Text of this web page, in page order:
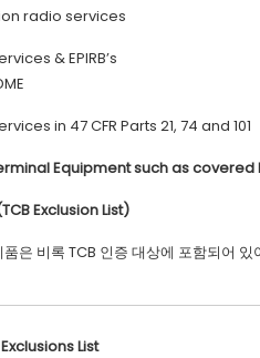
radio services
& EPIRB’s
in 47 CFR Parts 21, 74 and 101
Equipment such as covered
Exclusion List)
은 비록 TCB 인증 대상에 포함되어
List